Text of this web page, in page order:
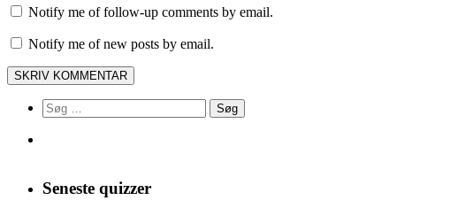
Notify me of follow-up comments by email.
Notify me of new posts by email.
Søg
efter:
Seneste quizzer